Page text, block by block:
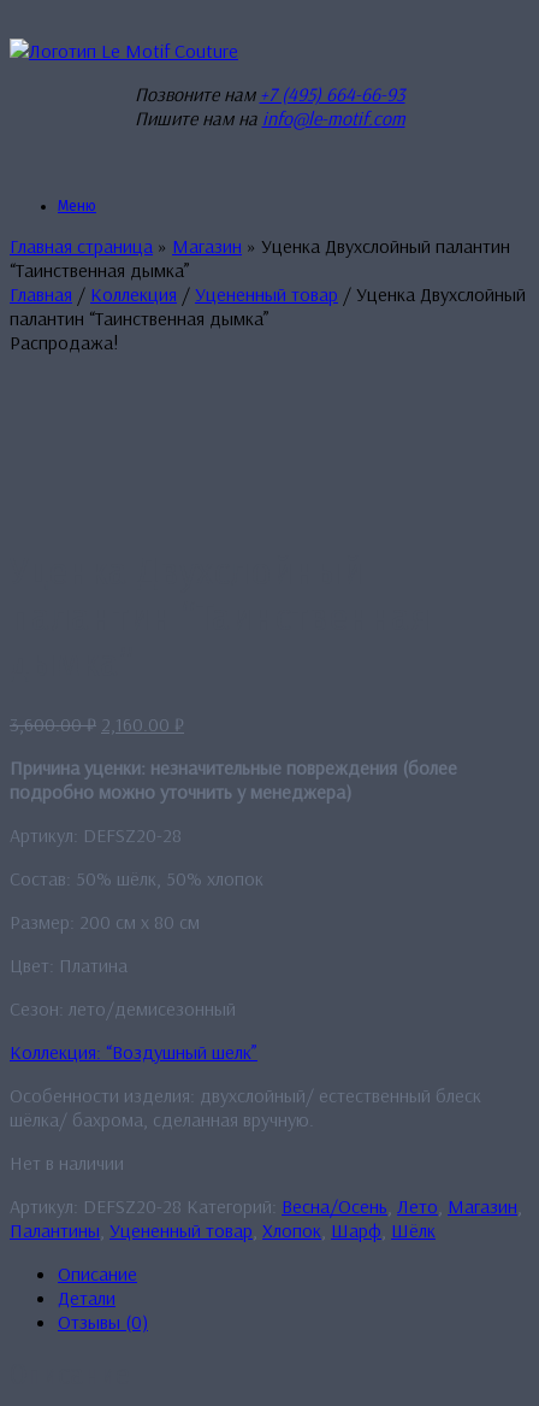
к
Позвоните нам +7 (495) 664-66-93
Пишите нам на info@le-motif.com
Меню
Главная страница » Магазин » Уценка Двухслойный палантин
“Таинственная дымка”
Главная / Коллекция / Уцененный товар / Уценка Двухслойный
палантин “Таинственная дымка”
Распродажа!
3,600.00₽ Первоначальная
составляла
3,600.00 ₽.
2,160.00 ₽
2,160.00 ₽.
Причина уценки: незначительные повреждения (более
подробно можно уточнить у менеджера)
Артикул: DEFSZ20-28
Состав: 50% шёлк, 50% хлопок
Размер: 200 см x 80 см
Цвет: Платина
Сезон: лето/демисезонный
Коллекция: “Воздушный шелк”
Особенности изделия: двухслойный/ естественный блеск
шёлка/ бахрома, сделанная вручную.
Нет в наличии
Артикул: DEFSZ20-28 Категорий: Весна/Осень Лето Магазин
Палантины Уцененный товар Хлопок Шарф Шёлк
Описание
Детали
Отзывы (0)